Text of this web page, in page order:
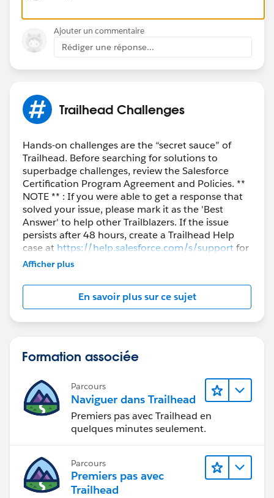
Ajouter un commentaire
Rédiger une réponse...
Trailhead Challenges
Hands-on challenges are the “secret sauce” of
Trailhead. Before searching for solutions to
superbadge challenges, review the Salesforce
Certification Program Agreement and Policies. **
NOTE ** : If you were able to get a response that
solved your issue, please mark it as the 'Best
Answer' to help other Trailblazers. If the issue
persists after 48 hours, create a Trailhead Help
case at https://help.salesforce.com/s/supportfor
further assistance.
Afficher plus
En savoir plus sur ce sujet
Formation associée
Parcours
Naviguer dans Trailhead
Premiers pas avec Trailhead en
quelques minutes seulement.
Parcours
Premiers pas avec
Trailhead